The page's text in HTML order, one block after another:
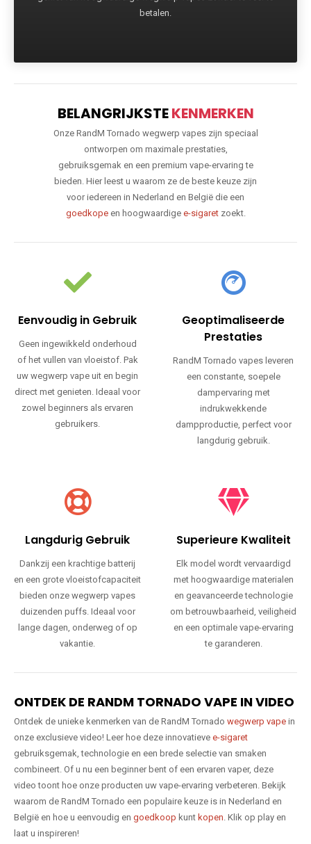
betalen.
BELANGRIJKSTEKENMERKEN
Onze RandM Tornado wegwerp vapes zijn speciaal
ontworpen om maximale prestaties,
gebruiksgemak en een premium vape-ervaring te
bieden. Hier leest u waarom ze de beste keuze zijn
voor iedereen in Nederland en België die een
goedkopeen hoogwaardige e-sigaretzoekt.
Eenvoudig in Gebruik
Geen ingewikkeld onderhoud
of het vullen van vloeistof. Pak
uw wegwerp vape uit en begin
direct met genieten. Ideaal voor
zowel beginners als ervaren
gebruikers.
Geoptimaliseerde
Prestaties
RandM Tornado vapes leveren
een constante, soepele
dampervaring met
indrukwekkende
dampproductie, perfect voor
langdurig gebruik.
Langdurig Gebruik
Dankzij een krachtige batterij
en een grote vloeistofcapaciteit
bieden onze wegwerp vapes
duizenden puffs. Ideaal voor
lange dagen, onderweg of op
vakantie.
Superieure Kwaliteit
Elk model wordt vervaardigd
met hoogwaardige materialen
en geavanceerde technologie
om betrouwbaarheid, veiligheid
en een optimale vape-ervaring
te garanderen.
ONTDEK DE RANDM TORNADO VAPE IN VIDEO
Ontdek de unieke kenmerken van de RandM Tornado wegwerp vape in
onze exclusieve video! Leer hoe deze innovatieve e-sigaret
gebruiksgemak, technologie en een brede selectie van smaken
combineert. Of u nu een beginner bent of een ervaren vaper, deze
video toont hoe onze producten uw vape-ervaring verbeteren. Bekijk
waarom de RandM Tornado een populaire keuze is in Nederland en
België en hoe u eenvoudig en goedkoop kunt kopen. Klik op play en
laat u inspireren!